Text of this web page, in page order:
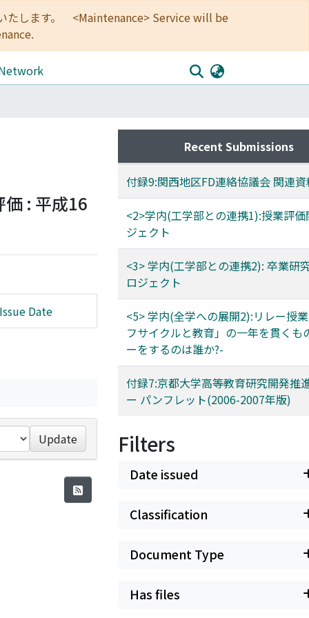
たします。 <Maintenance> Service will be
: 平成16
Date
Update
Recent Submissions
付録9:関西地区FD連絡協議会 関連
<2>学内(工学部との連携1):授業評
ジェクト
<3> 学内(工学部との連携2): 卒業研
ロジェクト
<5> 学内(全学への展開2):リレー授
フサイクルと教育」の一年を貫くも
ーをするのは誰か?-
付録7:京都大学高等教育研究開発推
ー パンフレット(2006-2007年版)
Filters
Date issued
Classification
Document Type
Has files